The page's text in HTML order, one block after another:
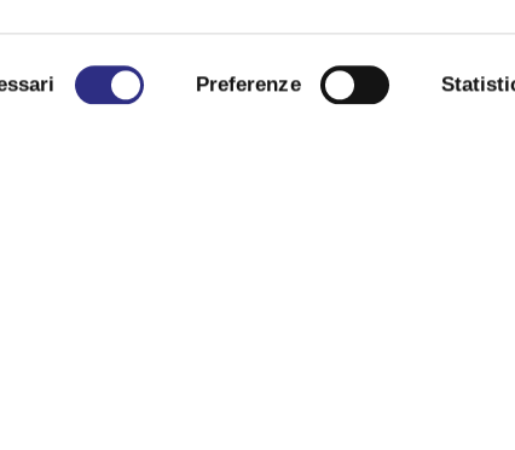
Preferenze